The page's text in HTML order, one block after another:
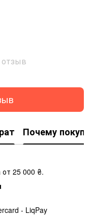
Почему
от 25 000 ₴.
- LiqPay